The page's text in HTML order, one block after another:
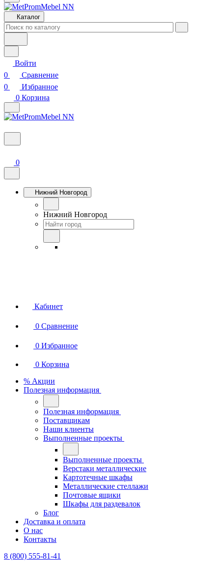
Каталог
Войти
0
Сравнение
0
Избранное
0 Корзина
0
Нижний Новгород
Нижний Новгород
Кабинет
0 Сравнение
0 Избранное
0 Корзина
% Акции
Полезная информация
Полезная информация
Поставщикам
Наши клиенты
Выполненные проекты
Выполненные проекты
Верстаки металлические
Картотечные шкафы
Металлические стеллажи
Почтовые ящики
Шкафы для раздевалок
Блог
Доставка и оплата
О нас
Контакты
8 (800) 555-81-41